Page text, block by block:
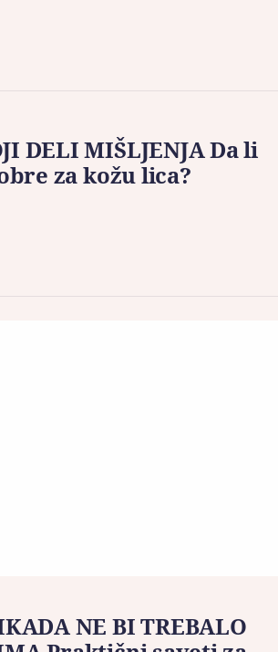
DELI MIŠLJENJA Da li
za kožu lica?
NE BI TREBALO